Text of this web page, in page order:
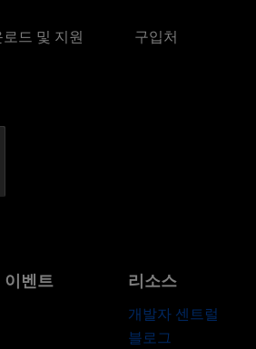
드 및 지원 구입처
이벤트 리소스
개발자 센트럴
블로그